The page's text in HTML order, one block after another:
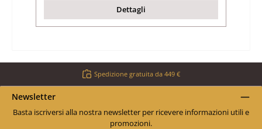
Dettagli
Spedizione gratuita da 449 €
Newsletter
Basta iscriversi alla nostra newsletter per ricevere informazioni utili e
promozioni.